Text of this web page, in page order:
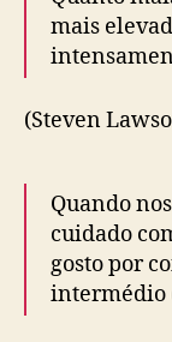
mais
(Steven
Quando
cuidado
gosto por
intermédio